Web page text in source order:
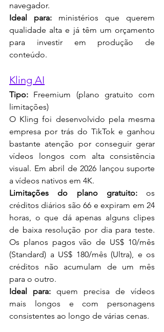
navegador.
Ideal para: ministérios que querem
qualidade alta e já têm um orçamento
para investir em produção de
conteúdo.
Kling AI
Tipo: Freemium (plano gratuito com
limitações)
O Kling foi desenvolvido pela mesma
empresa por trás do TikTok e ganhou
bastante atenção por conseguir gerar
vídeos longos com alta consistência
visual. Em abril de 2026 lançou suporte
a vídeos nativos em 4K.
Limitações do plano gratuito: os
créditos diários são 66 e expiram em 24
horas, o que dá apenas alguns clipes
de baixa resolução por dia para teste.
Os planos pagos vão de US$ 10/mês
(Standard) a US$ 180/mês (Ultra), e os
créditos não acumulam de um mês
para o outro.
Ideal para: quem precisa de vídeos
mais longos e com personagens
consistentes ao longo de várias cenas.